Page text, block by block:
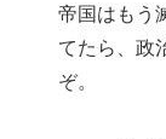
帝国はもう
てたら、政
ぞ。